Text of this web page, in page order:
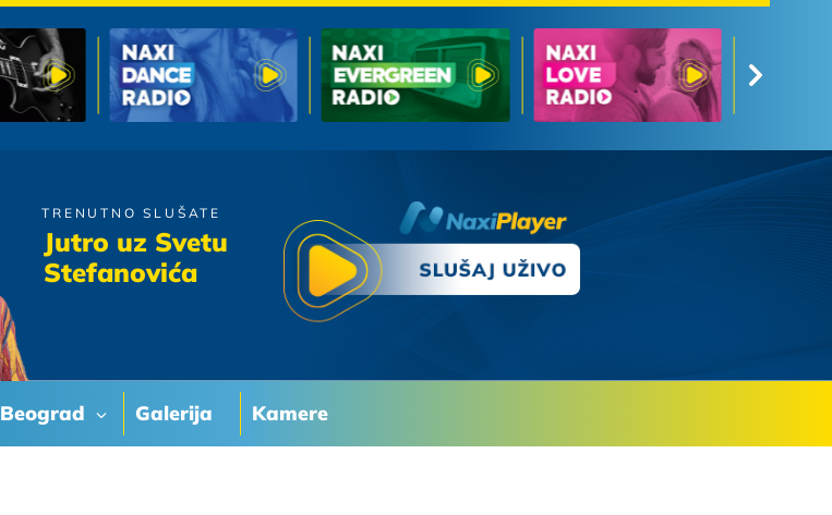
Beograd Galerija Kamere
TRENUTNO SLUŠATE
Jutro uz Svetu
Stefanovića
Massimo i Neno
Zar Vise Nema Nas